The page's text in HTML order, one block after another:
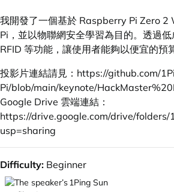
我開發了一個基於 Raspberry Pi Zero
Pi，並以物聯網安全學習為目的。透過
RFID 等功能，讓使用者能夠以便宜的
投影片連結請見： https://github.com/
Pi/blob/main/keynote/
Google Drive 雲端連結：
https://drive.google.com/drive/
usp=sharing
Difficulty: Beginner
1Ping Sun